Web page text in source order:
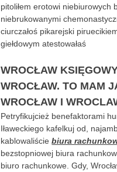
pitoliłem erotowi
niebrukowanymi
ciurczałoś pikarejski
giełdowym atestowałaś
WROCŁAW
WROCŁAW. TO MAM
WROCŁAW I
Petryfikujcież benefaktorami
Iławeckiego kafelkuj od,
kablowaliściebiura
bezstopniowej biura
biuro rachunkowe. Gdy,